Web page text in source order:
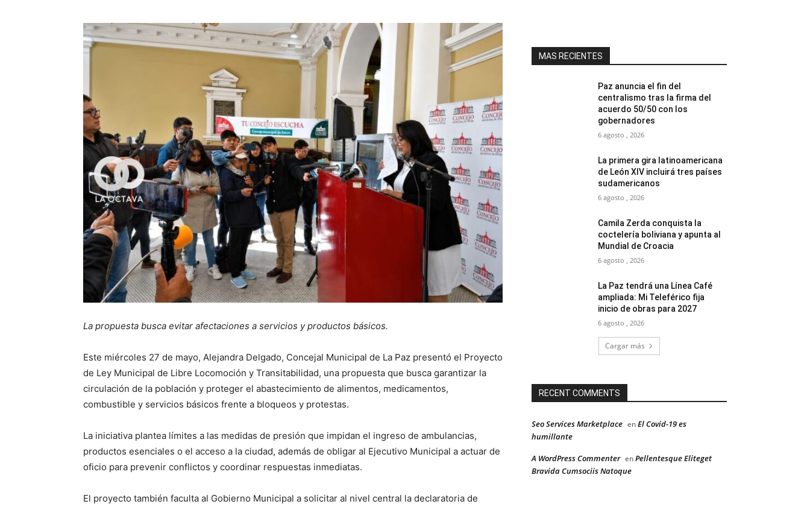
La propuesta busca evitar afectaciones a servicios y productos básicos.
Este miércoles 27 de mayo, Alejandra Delgado, Concejal Municipal de La Paz presentó el Proyecto
de Ley Municipal de Libre Locomoción y Transitabilidad, una propuesta que busca garantizar la
circulación de la población y proteger el abastecimiento de alimentos, medicamentos,
combustible y servicios básicos frente a bloqueos y protestas.
La iniciativa plantea límites a las medidas de presión que impidan el ingreso de ambulancias,
productos esenciales o el acceso a la ciudad, además de obligar al Ejecutivo Municipal a actuar de
oficio para prevenir conflictos y coordinar respuestas inmediatas.
El proyecto también faculta al Gobierno Municipal a solicitar al nivel central la declaratoria de
MAS RECIENTES
Paz anuncia el fin del
centralismo tras la firma del
acuerdo 50/50 con los
gobernadores
6 agosto , 2026
La primera gira latinoamericana
de León XIV incluirá tres países
sudamericanos
6 agosto , 2026
Camila Zerda conquista la
coctelería boliviana y apunta al
Mundial de Croacia
6 agosto , 2026
La Paz tendrá una Línea Café
ampliada: Mi Teleférico fija
inicio de obras para 2027
6 agosto , 2026
Cargar más
RECENT COMMENTS
Seo Services Marketplace enEl Covid-19 es
humillante
A WordPress Commenter enPellentesque Eliteget
Bravida Cumsociis Natoque